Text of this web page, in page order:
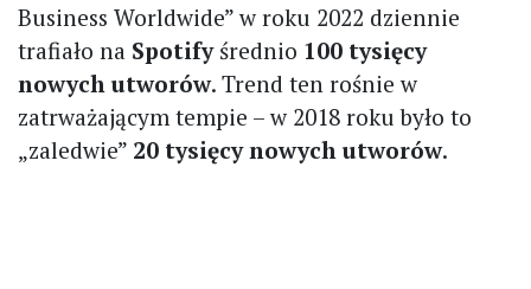
Business Worldwide” w roku 2022 dziennie
trafiało na Spotify średnio 100 tysięcy
nowych utworów. Trend ten rośnie w
zatrważającym tempie – w 2018 roku było to
„zaledwie” 20 tysięcy nowych utworów.